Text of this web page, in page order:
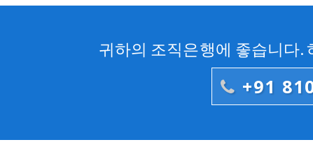
귀하의 조직은행에 좋습니다.
+91